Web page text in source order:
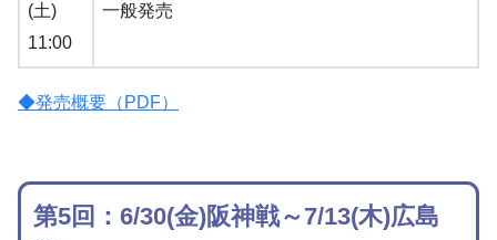
(土)
11:00
一般発売
◆発売概要（PDF）
第5回：6/30(金)阪神戦～7/13(木)広島